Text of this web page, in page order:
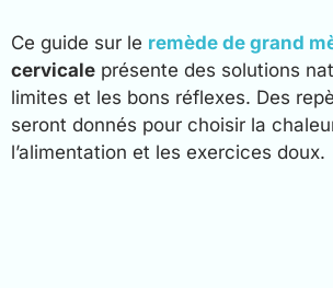
Ce guide sur le remède de grand
cervicale présente des solutions
limites et les bons réflexes. Des
seront donnés pour choisir la
l’alimentation et les exercices doux.